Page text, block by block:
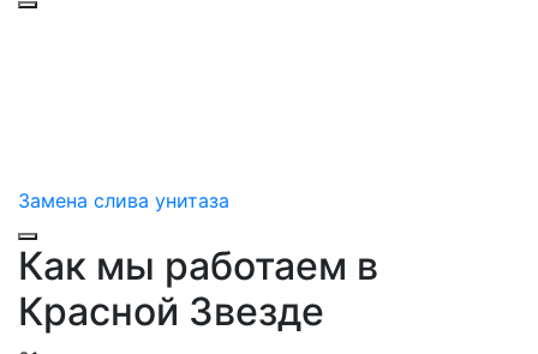
Замена слива унитаза
Как мы работаем в
Красной Звезде